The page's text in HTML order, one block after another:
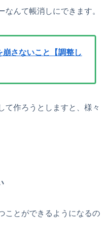
んて帳消しにできます。
さないこと【調整し
て作ろうとしますと、様々
ことができるようになるの